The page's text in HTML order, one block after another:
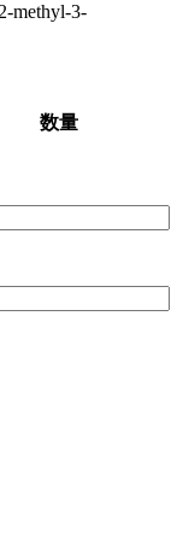
methyl-3-
数量